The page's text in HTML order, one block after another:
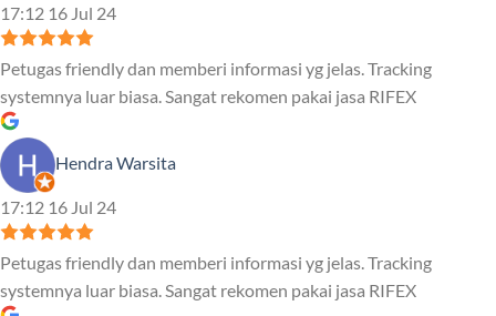
17:12 16 Jul 24
Petugas friendly dan memberi informasi yg jelas. Tracking
systemnya luar biasa. Sangat rekomen pakai jasa RIFEX
Hendra Warsita
17:12 16 Jul 24
Petugas friendly dan memberi informasi yg jelas. Tracking
systemnya luar biasa. Sangat rekomen pakai jasa RIFEX